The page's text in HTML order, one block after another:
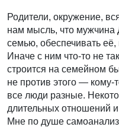
Родители, окружение,
нам мысль, что
семью, обеспечивать её,
Иначе с ним что-то не
строится на семейном
не против этого — кому-
все люди разные.
длительных отношений
Мне по душе